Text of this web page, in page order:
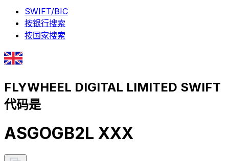
SWIFT/BIC
按银行搜索
按国家搜索
FLYWHEEL DIGITAL LIMITED SWIFT
代码是
ASGOGB2L XXX